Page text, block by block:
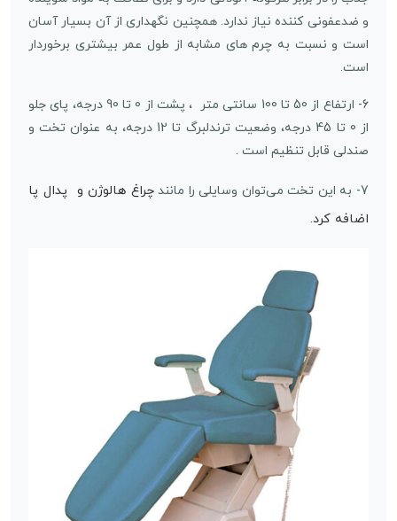
و ضدعفونی کننده نیاز ندارد. همچنین نگهداری از آن بسیار آسان
است و نسبت به چرم های مشابه از طول عمر بیشتری برخوردار
است.
6- ارتفاع از 50 تا 100 سانتی متر ، پشت از 0 تا 90 درجه، پای جلو
از 0 تا 45 درجه، وضعیت ترندلبرگ تا 12 درجه، به عنوان تخت و
صندلی قابل تنظیم است .
7- به این تخت می‌توان وسایلی را مانند
چراغ هالوژن و پدال پا
اضافه کرد.